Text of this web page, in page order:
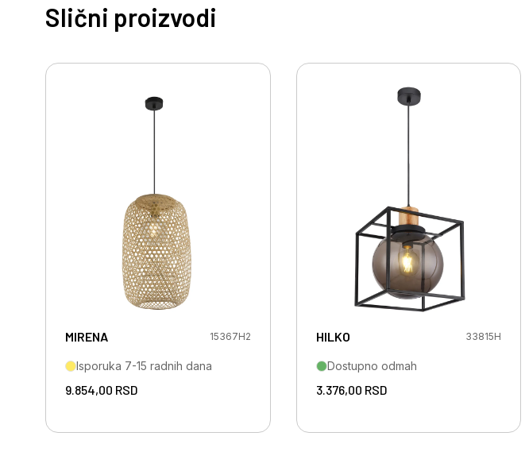
Slični proizvodi
MIRENA 15367H2
Isporuka 7-15 radnih dana
9.854,00 RSD
HILKO 33815H
Dostupno odmah
3.376,00 RSD